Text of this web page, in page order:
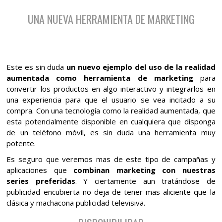
UNA NUEVA HERRAMIENTA DE MARKETING
Este es sin duda un nuevo ejemplo del uso de la realidad
aumentada como herramienta de marketingpara
convertir los productos en algo interactivo y integrarlos en
una experiencia para que el usuario se vea incitado a su
compra. Con una tecnología como la realidad aumentada, que
esta potencialmente disponible en cualquiera que disponga
de un teléfono móvil, es sin duda una herramienta muy
potente.
Es seguro que veremos mas de este tipo de campañas y
aplicaciones que combinan marketing con nuestras
series preferidas. Y ciertamente aun tratándose de
publicidad encubierta no deja de tener mas aliciente que la
clásica y machacona publicidad televisiva.